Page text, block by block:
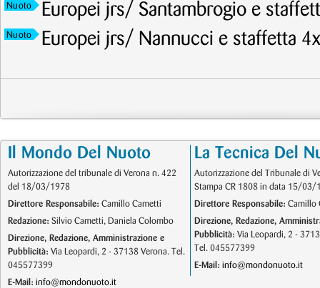
Nuoto Europei jrs/ Santambrogio e
Nuoto Europei jrs/ Nannucci e staffetta
Il Mondo Del Nuoto
Autorizzazione del tribunale di Verona n. 422
del 18/03/1978
Direttore Responsabile: Camillo Cametti
Redazione: Silvio Cametti, Daniela Colombo
Direzione, Redazione, Amministrazione e
Pubblicità: Via Leopardi, 2 - 37138 Verona. Tel.
045577399
E-Mail: info@mondonuoto.it
La Tecnica Del
Autorizzazione del Tribunale di
Stampa CR 1808 in data 15/03/
Direttore Responsabile: Camillo
Direzione, Redazione,
Pubblicità: Via Leopardi, 2 -
Tel. 045577399
E-Mail: info@mondonuoto.it